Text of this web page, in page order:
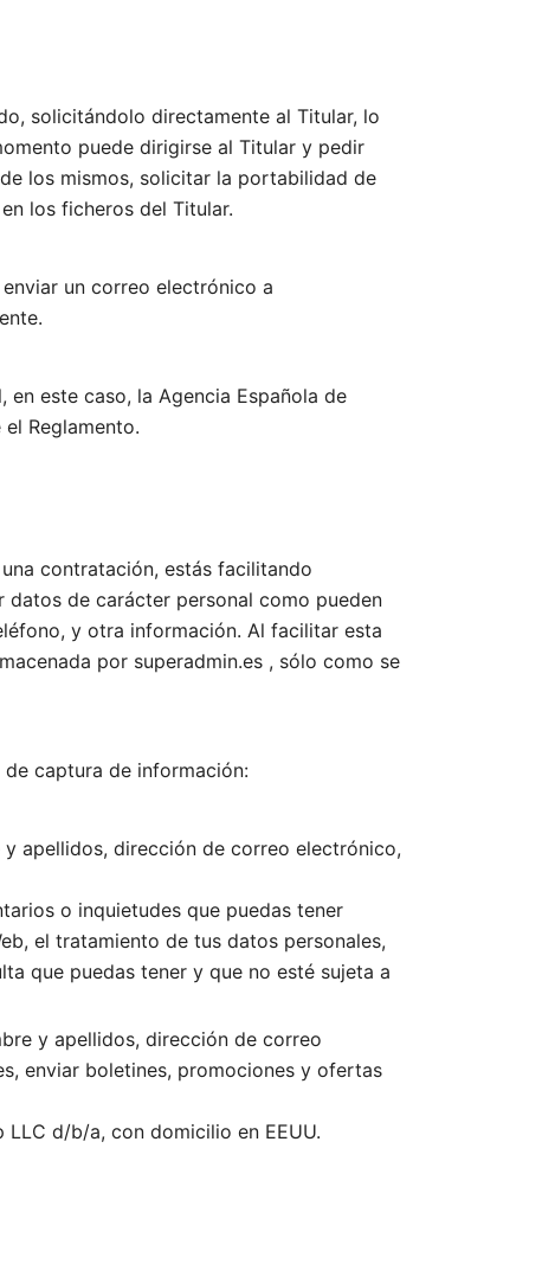
solicitándolo directamente al Titular, lo
puede dirigirse al Titular y pedir
los mismos, solicitar la portabilidad de
los ficheros del Titular.
un correo electrónico a
este caso, la Agencia Española de
Reglamento.
contratación, estás facilitando
datos de carácter personal como pueden
y otra información. Al facilitar esta
por superadmin.es , sólo como se
captura de información:
apellidos, dirección de correo electrónico,
o inquietudes que puedas tener
el tratamiento de tus datos personales,
que puedas tener y que no esté sujeta a
y apellidos, dirección de correo
enviar boletines, promociones y ofertas
d/b/a, con domicilio en EEUU.